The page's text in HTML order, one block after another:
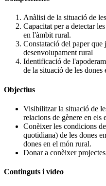
Anàlisi de la situació de
Capacitat per a detectar
en l'àmbit rural.
Constatació del paper que
desenvolupament rural
Identificació de
de la situació de les dones
Objectius
Visibilitzar la situació de
relacions de gènere en els
Conèixer les condicions
quotidiana) de les dones
dones en el món rural.
Donar a conèixer
Continguts i vídeo